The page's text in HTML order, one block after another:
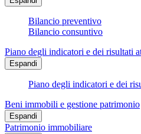
Bilancio preventivo
Bilancio consuntivo
Piano degli indicatori e dei risultati
Espandi
Piano degli indicatori e dei
Beni immobili e gestione patrimonio
Espandi
Patrimonio immobiliare